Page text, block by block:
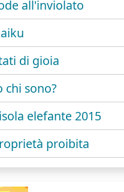
all'inviolato
di gioia
chi sono?
elefante 2015
proibita